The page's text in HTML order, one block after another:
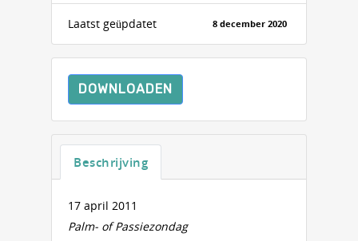
Laatst geüpdatet 8 december 2020
DOWNLOADEN
Beschrijving
17 april 2011
Palm- of Passiezondag